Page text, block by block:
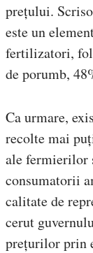
prețului.
este un
fertilizatori,
de porumb,
Ca urmare,
recolte mai
ale fermierilor
consumatorii
calitate de
cerut
prețurilor prin